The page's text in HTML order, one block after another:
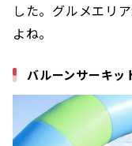
した。グルメエリ
よね。
バルーンサーキッ